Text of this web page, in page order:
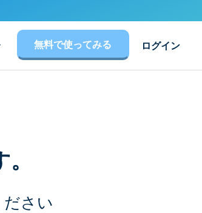
無料で使ってみる ログイン
さい